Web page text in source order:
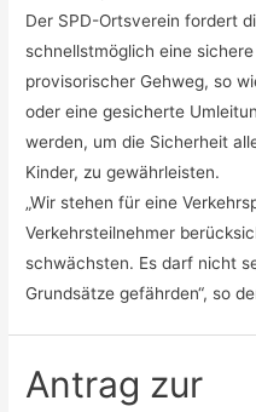
Der SPD-Ortsverein fordert
schnellstmöglich eine
provisorischer Gehweg, so
oder eine gesicherte
werden, um die Sicherheit
Kinder, zu gewährleisten.
„Wir stehen für eine
Verkehrsteilnehmer
schwächsten. Es darf nicht
Grundsätze gefährden“, so
Antrag zur